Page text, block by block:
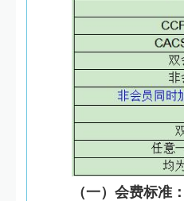
（一）会费标准：